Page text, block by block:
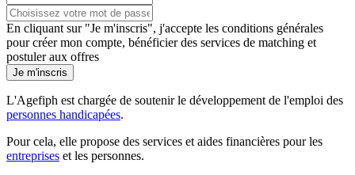
En cliquant sur "Je m'inscris", j'accepte les conditions générales
pour créer mon compte, bénéficier des services de matching et
postuler aux offres
Je m'inscris
L'Agefiph est chargée de soutenir le développement de l'emploi des
personnes handicapées.
Pour cela, elle propose des services et aides financières pour les
entreprises et les personnes.